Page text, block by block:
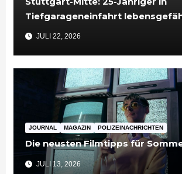
Tiefgarageneinfahrt
verletzt
JULI 22, 2026
JOURNAL MAGAZIN POLIZEINACHRICHTEN
Die neusten Filmtipps für
JULI 13, 2026